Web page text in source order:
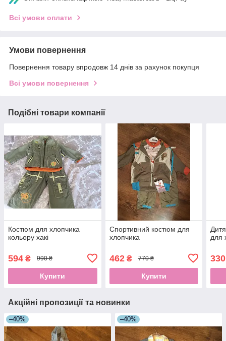
Всі умови оплати
Умови повернення
Повернення товару впродовж 14 днів за рахунок покупця
Всі умови повернення
Подібні товари компанії
Костюм для хлопчика
кольору хакі
594 ₴ 990 ₴
Купити
Спортивний костюм для
хлопчика
462₴ 770 ₴
Купити
для
330
Акційні пропозиції та новинки
–40% –40%